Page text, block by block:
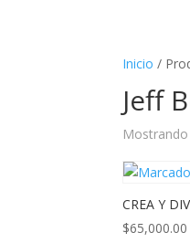
Inicio /
Jeff
CREA Y
$65,000.00